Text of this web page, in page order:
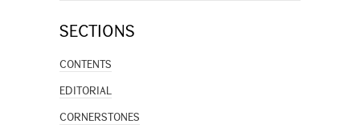
SECTIONS
CONTENTS
EDITORIAL
CORNERSTONES